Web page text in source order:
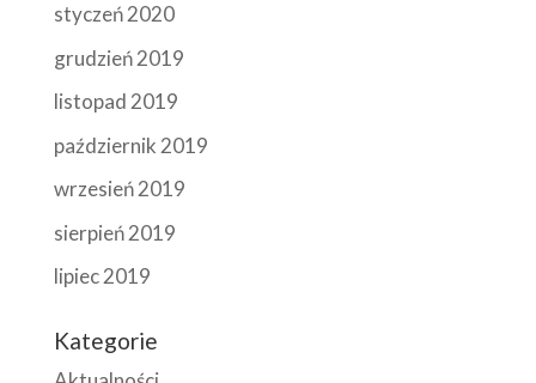
styczeń 2020
grudzień 2019
listopad 2019
październik 2019
wrzesień 2019
sierpień 2019
lipiec 2019
Kategorie